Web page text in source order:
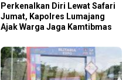
Perkenalkan Diri Lewat Safari
Jumat, Kapolres Lumajang
Ajak Warga Jaga Kamtibmas